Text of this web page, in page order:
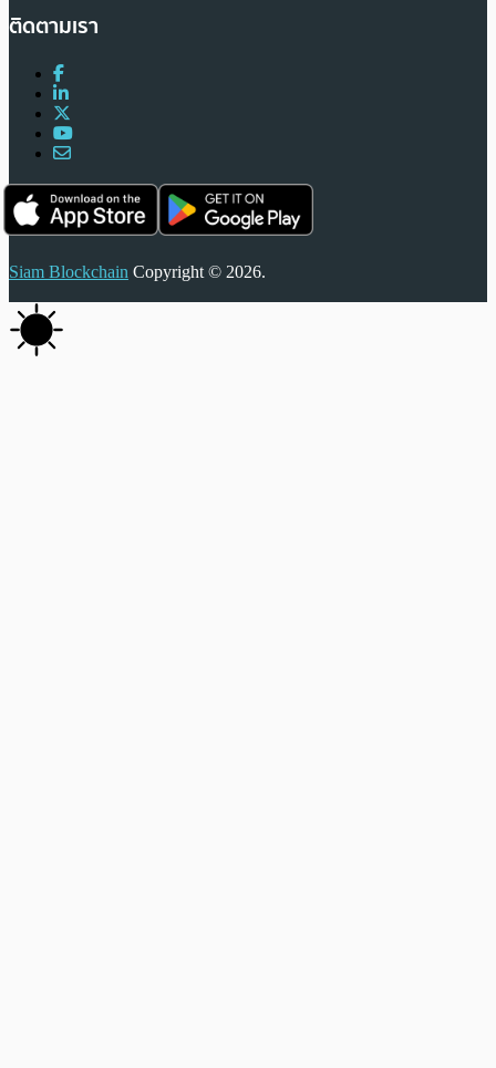
ติดตามเรา
Siam Blockchain Copyright © 2026.